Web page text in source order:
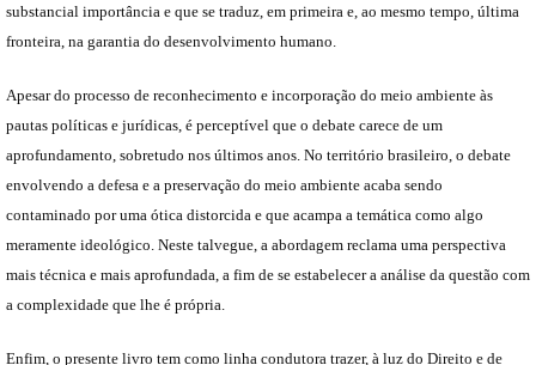
substancial importância e que se traduz, em primeira e, ao mesmo tempo, última
fronteira, na garantia do desenvolvimento humano.
Apesar do processo de reconhecimento e incorporação do meio ambiente às
pautas políticas e jurídicas, é perceptível que o debate carece de um
aprofundamento, sobretudo nos últimos anos. No território brasileiro, o debate
envolvendo a defesa e a preservação do meio ambiente acaba sendo
contaminado por uma ótica distorcida e que acampa a temática como algo
meramente ideológico. Neste talvegue, a abordagem reclama uma perspectiva
mais técnica e mais aprofundada, a fim de se estabelecer a análise da questão com
a complexidade que lhe é própria.
Enfim, o presente livro tem como linha condutora trazer, à luz do Direito e de